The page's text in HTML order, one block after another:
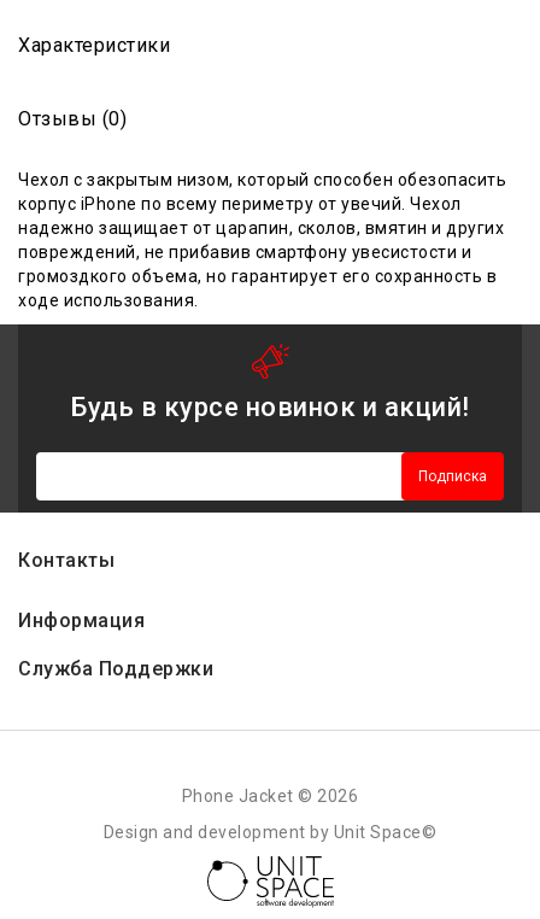
Характеристики
Отзывы (0)
Чехол с закрытым низом, который способен обезопасить
корпус iPhone по всему периметру от увечий. Чехол
надежно защищает от царапин, сколов, вмятин и других
повреждений, не прибавив смартфону увесистости и
громоздкого объема, но гарантирует его сохранность в
ходе использования.
Будь в курсе новинок и акций!
Подписка
Контакты
Информация
Служба Поддержки
Phone Jacket © 2026
Design and development by Unit Space©